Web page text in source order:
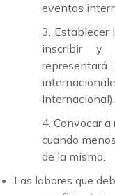
eventos
3. Establecer
inscribir y
Internacional).
4. Convocar
cuando
de la misma.
Las labores que